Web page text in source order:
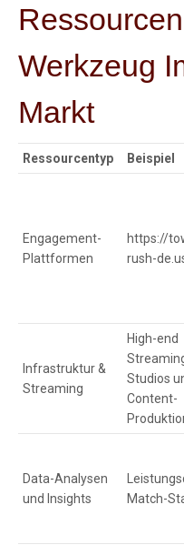
Werkzeug
Markt
Ressourcentyp Beispiel
Engagement-
Plattformen
https://
rush-
Infrastruktur &
Streaming
High-end
Studios
Content-
Data-Analysen
und Insights
Match-